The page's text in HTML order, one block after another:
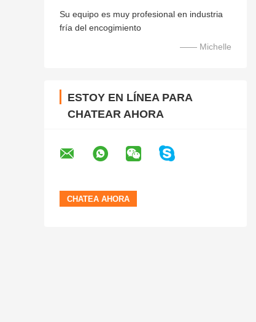
Su equipo es muy profesional en industria
fría del encogimiento
—— Michelle
ESTOY EN LÍNEA PARA
CHATEAR AHORA